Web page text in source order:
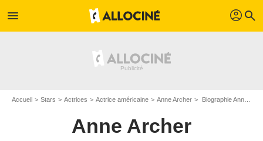
menu profil search
Accueil Stars Actrices Actrice américaine Anne Archer Biographie Anne Archer
Anne Archer